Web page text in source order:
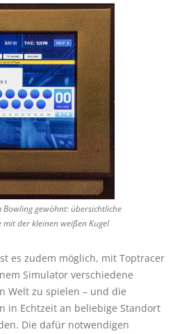
gewöhnt: übersichtliche
der kleinen weißen Kugel
es zudem möglich, mit Toptracer
Simulator verschiedene
Welt zu spielen – und die
in Echtzeit an beliebige Standort
Die dafür notwendigen